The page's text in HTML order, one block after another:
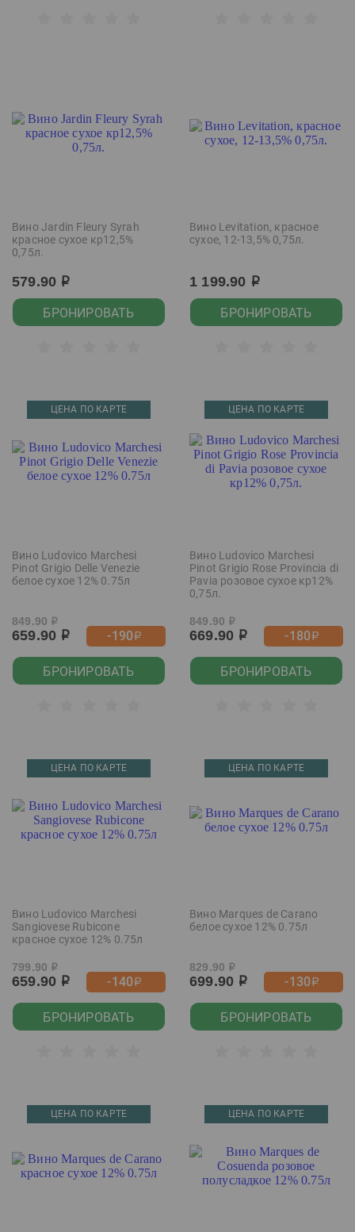
Вино Jardin Fleury Syrah
красное сухое кр12,5%
0,75л.
579.90 р
БРОНИРОВАТЬ
Вино Levitation, красное
сухое, 12-13,5% 0,75л.
1 199.90 р
БРОНИРОВАТЬ
ЦЕНА ПО КАРТЕ
Вино Ludovico Marchesi
Pinot Grigio Delle Venezie
белое сухое 12% 0.75л
849.90 р
659.90 р -190р
БРОНИРОВАТЬ
ЦЕНА ПО КАРТЕ
Вино Ludovico Marchesi
Pinot Grigio Rose Provincia di
Pavia розовое сухое кр12%
0,75л.
849.90 р
669.90 р -180р
БРОНИРОВАТЬ
ЦЕНА ПО КАРТЕ
Вино Ludovico Marchesi
Sangiovese Rubicone
красное сухое 12% 0.75л
799.90 р
659.90 р -140р
БРОНИРОВАТЬ
ЦЕНА ПО КАРТЕ
Вино Marques de Carano
белое сухое 12% 0.75л
829.90 р
699.90 р -130р
БРОНИРОВАТЬ
ЦЕНА ПО КАРТЕ ЦЕНА ПО КАРТЕ